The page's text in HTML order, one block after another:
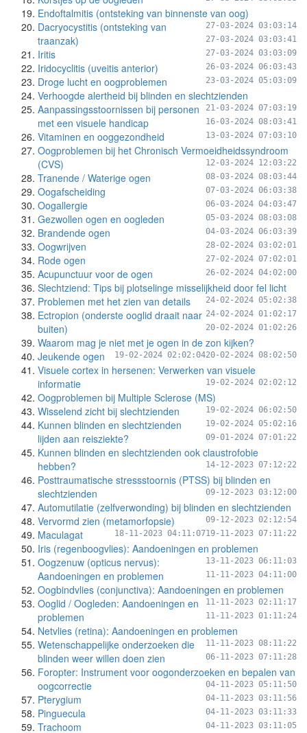
Endoftalmitis (ontsteking van binnenste van oog)
27-03-2024 03:03:14
Dacryocystitis (ontsteking van
traanzak)
27-03-2024 03:03:41
Iritis 27-03-2024 03:03:09
Iridocyclitis (uveitis anterior) 26-03-2024 06:03:43
Droge lucht en oogproblemen 23-03-2024 05:03:09
Verhoogde alertheid bij blinden en slechtzienden
21-03-2024 07:03:19
Aanpassingsstoornissen bij personen
met een visuele handicap
16-03-2024 08:03:41
Vitaminen en ooggezondheid 13-03-2024 07:03:10
Oogproblemen bij het Chronisch Vermoeidheidssyndroom
(CVS)
12-03-2024 12:03:22
Tranende / Waterige ogen 08-03-2024 08:03:44
Oogafscheiding 07-03-2024 06:03:38
Oogallergie 06-03-2024 04:03:47
Gezwollen ogen en oogleden 05-03-2024 08:03:08
Brandende ogen 04-03-2024 06:03:39
Oogwrijven 28-02-2024 03:02:01
Rode ogen 27-02-2024 07:02:01
Acupunctuur voor de ogen 26-02-2024 04:02:00
Slechtziend: Tips bij plotselinge misselijkheid door fel licht
24-02-2024 05:02:38
Problemen met het zien van details
24-02-2024 01:02:17
Ectropion (onderste ooglid draait naar
buiten)
20-02-2024 01:02:26
Waarom mag je niet met je ogen in de zon kijken?
20-02-2024 08:02:50
Jeukende ogen 19-02-2024 02:02:04
Visuele cortex in hersenen: Verwerken van visuele
informatie
19-02-2024 02:02:12
Oogproblemen bij Multiple Sclerose (MS)
19-02-2024 06:02:50
Wisselend zicht bij slechtzienden
19-02-2024 05:02:16
Kunnen blinden en slechtzienden
lijden aan reisziekte?
09-01-2024 07:01:22
Kunnen blinden en slechtzienden ook claustrofobie
hebben?
14-12-2023 07:12:22
Posttraumatische stressstoornis (PTSS) bij blinden en
slechtzienden
09-12-2023 03:12:00
Automutilatie (zelfverwonding) bij blinden en slechtzienden
09-12-2023 02:12:54
Vervormd zien (metamorfopsie)
19-11-2023 07:11:22
Maculagat 18-11-2023 04:11:07
Iris (regenboogvlies): Aandoeningen en problemen
13-11-2023 06:11:03
Oogzenuw (opticus nervus):
Aandoeningen en problemen
11-11-2023 04:11:00
Oogbindvlies (conjunctiva): Aandoeningen en problemen
11-11-2023 02:11:17
Ooglid / Oogleden: Aandoeningen en
problemen
11-11-2023 01:11:24
Netvlies (retina): Aandoeningen en problemen
11-11-2023 08:11:22
Wetenschappelijke onderzoeken die
blinden weer willen doen zien
06-11-2023 07:11:28
Foropter: Instrument voor oogonderzoeken en bepalen van
oogcorrectie
04-11-2023 05:11:50
Pterygium 04-11-2023 03:11:56
Pinguecula 04-11-2023 03:11:33
Trachoom 04-11-2023 03:11:05